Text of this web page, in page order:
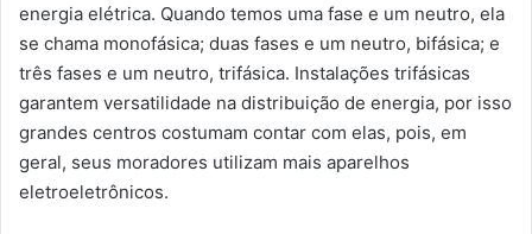
energia elétrica. Quando temos uma fase e um neutro, ela
se chama monofásica; duas fases e um neutro, bifásica; e
três fases e um neutro, trifásica. Instalações trifásicas
garantem versatilidade na distribuição de energia, por isso
grandes centros costumam contar com elas, pois, em
geral, seus moradores utilizam mais aparelhos
eletroeletrônicos.